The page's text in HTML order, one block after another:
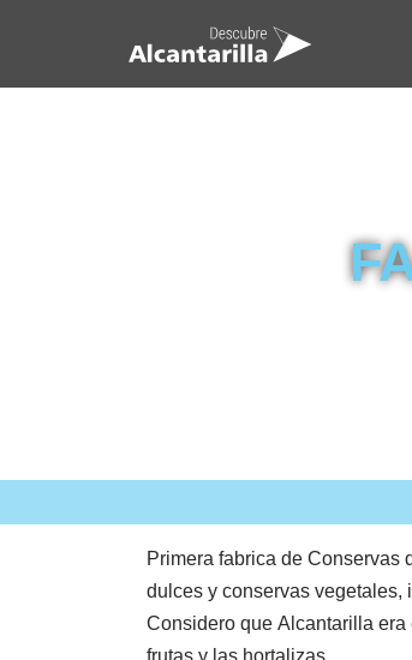
Primera fabrica de Conservas
dulces y conservas vegetales,
Considero que Alcantarilla
frutas y las hortalizas.